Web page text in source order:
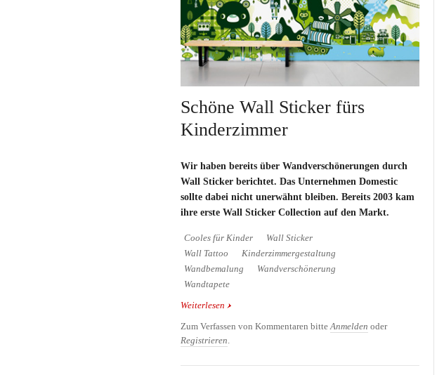
Schöne Wall Sticker fürs
Kinderzimmer
Wir haben bereits über Wandverschönerungen durch
Wall Sticker berichtet. Das Unternehmen Domestic
sollte dabei nicht unerwähnt bleiben. Bereits 2003 kam
ihre erste Wall Sticker Collection auf den Markt.
Cooles für Kinder
Wall Sticker
Wall Tattoo
Kinderzimmergestaltung
Wandbemalung
Wandverschönerung
Wandtapete
Weiterlesen über Schöne Wall Sticker fürs Kinderzimmer
Zum Verfassen von Kommentaren bitteAnmelden oder
Registrieren.